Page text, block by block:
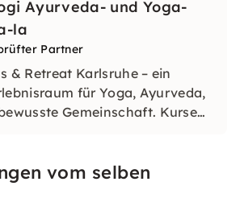
Ayurveda- und Yoga-
la
Partner
& Retreat Karlsruhe – ein
für Yoga, Ayurveda,
Gemeinschaft. Kurse
Energie und Klarheit zu
vom selben